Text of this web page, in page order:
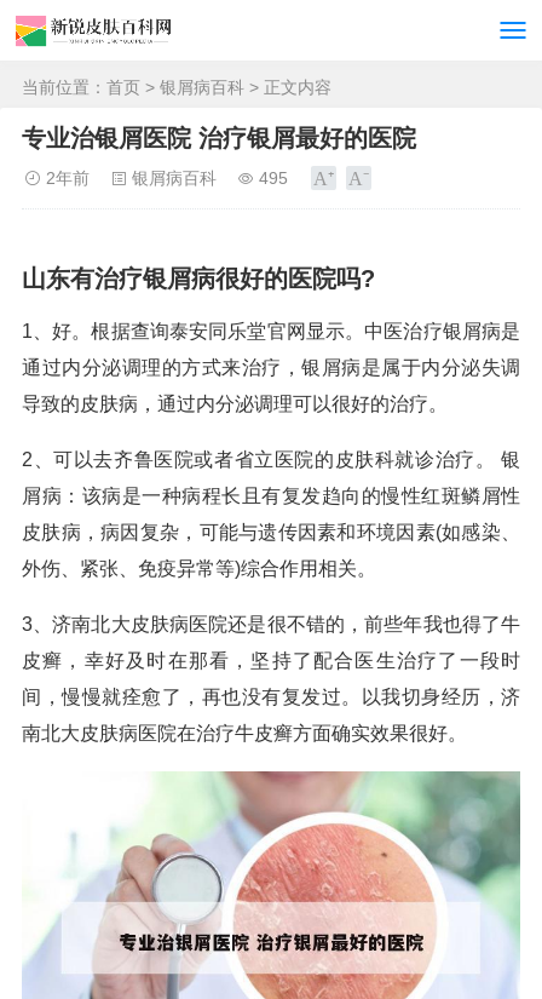
当前位置： 首页 > 银屑病百科 > 正文内容
专业治银屑医院 治疗银屑最好的医院
2年前 银屑病百科 495
山东有治疗银屑病很好的医院吗?
1、好。根据查询泰安同乐堂官网显示。中医治疗银屑病是
通过内分泌调理的方式来治疗，银屑病是属于内分泌失调
导致的皮肤病，通过内分泌调理可以很好的治疗。
2、可以去齐鲁医院或者省立医院的皮肤科就诊治疗。 银
屑病：该病是一种病程长且有复发趋向的慢性红斑鳞屑性
皮肤病，病因复杂，可能与遗传因素和环境因素(如感染、
外伤、紧张、免疫异常等)综合作用相关。
3、济南北大皮肤病医院还是很不错的，前些年我也得了牛
皮癣，幸好及时在那看，坚持了配合医生治疗了一段时
间，慢慢就痊愈了，再也没有复发过。以我切身经历，济
南北大皮肤病医院在治疗牛皮癣方面确实效果很好。